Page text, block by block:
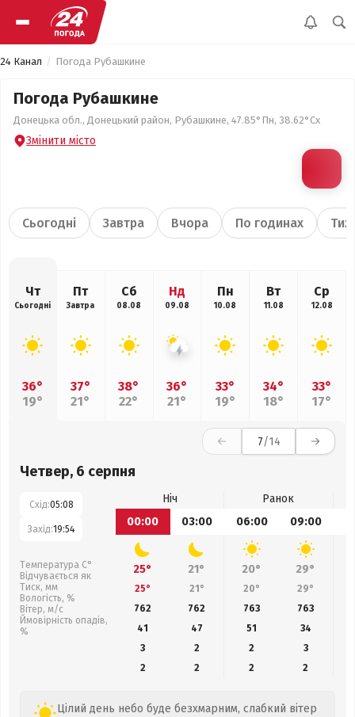
24 Канал Погода Рубашкине
Погода Рубашкине
Донецька обл., Донецький район, Рубашкине, 47.85°Пн, 38.62°Сх
Змінити місто
Сьогодні Завтра Вчора По годинах
Чт
Сьогодні
36°
19°
Пт
Завтра
37°
21°
Сб
08.08
38°
22°
Нд
09.08
36°
21°
Пн
10.08
33°
19°
Вт
11.08
34°
18°
Ср
12.08
33°
17°
7/14
Четвер, 6 серпня
Схід:05:08
Захід:19:54
Температура С°
Відчувається як
Тиск, мм
Вологість, %
Вітер, м/с
Ймовірність опадів,
%
Ніч
Ранок
00:00
03:00 06:00 09:00
25° 21° 20° 29°
25° 21° 20° 29°
762
762 763 763
41
47 51 34
3
2 2
3
2
2 2 2
Цілий день небо буде безхмарним, слабкий вітер